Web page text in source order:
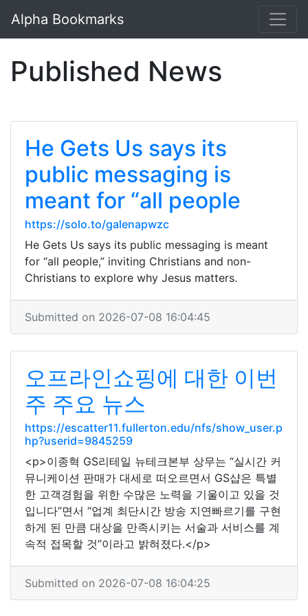
Alpha Bookmarks
Published News
He Gets Us says its
public messaging is
meant for “all people
https://solo.to/galenapwzc
He Gets Us says its public messaging is meant
for “all people,” inviting Christians and non-
Christians to explore why Jesus matters.
Submitted on 2026-07-08 16:04:45
오프라인쇼핑에 대한 이번
주 주요 뉴스
https://escatter11.fullerton.edu/nfs/show_user.p
hp?userid=9845259
<p>이종혁 GS리테일 뉴테크본부 상무는 “실시간 커
뮤니케이션 판매가 대세로 떠오르면서 GS샵은 특별
한 고객경험을 위한 수많은 노력을 기울이고 있을 것
입니다”면서 “업계 최단시간 방송 지연빠르기를 구현
하게 된 만큼 대상을 만족시키는 서술과 서비스를 계
속적 접목할 것”이라고 밝혀졌다.</p>
Submitted on 2026-07-08 16:04:25